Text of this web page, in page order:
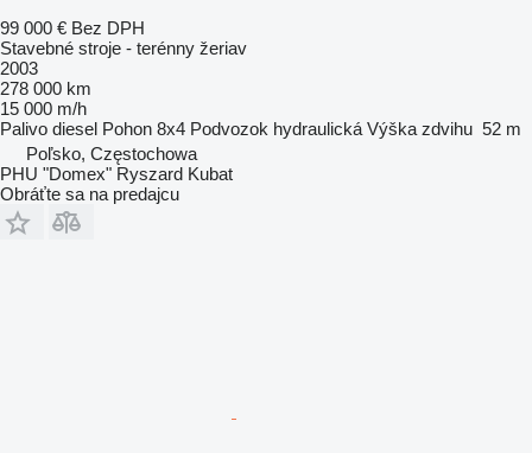
99 000 € Bez DPH
Stavebné stroje - terénny žeriav
2003
278 000 km
15 000 m/h
Palivo diesel Pohon 8x4 Podvozok hydraulická Výška zdvihu 52 m
Poľsko, Częstochowa
PHU "Domex" Ryszard Kubat
Obráťte sa na predajcu